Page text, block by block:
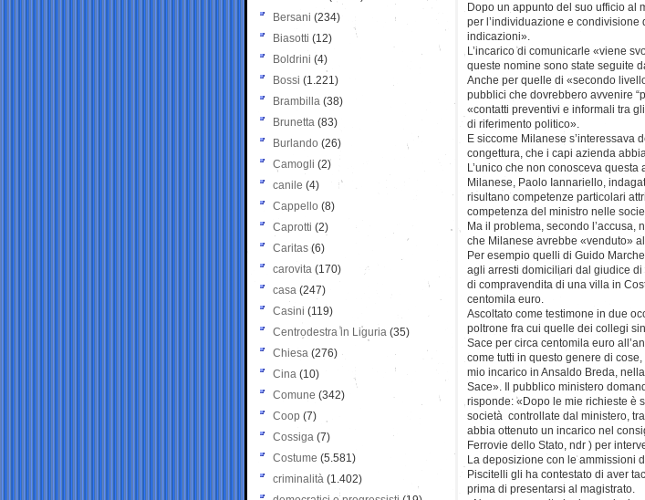
Dopo un appunto del suo ufficio al
per l’individuazione e condivisione
indicazioni».
L’incarico di comunicarle «viene
queste nomine sono state seguite
Anche per quelle di «secondo
pubblici che dovrebbero avvenire
«contatti preventivi e informali tra
di riferimento politico».
E siccome Milanese s’interessava
congettura, che i capi azienda
L’unico che non conosceva
Milanese, Paolo Iannariello,
risultano competenze particolari
competenza del ministro nelle
Ma il problema, secondo l’accusa,
che Milanese avrebbe «venduto»
Per esempio quelli di Guido
agli arresti domiciliari dal giudice
di compravendita di una villa in
centomila euro.
Ascoltato come testimone in due
poltrone fra cui quelle dei collegi
Sace per circa centomila euro
come tutti in questo genere di
mio incarico in Ansaldo Breda,
Sace». Il pubblico ministero
risponde: «Dopo le mie richieste è
società controllate dal ministero,
abbia ottenuto un incarico nel
Ferrovie dello Stato, ndr ) per
La deposizione con le ammissioni
Piscitelli gli ha contestato di aver
prima di presentarsi al magistrato.
Bersani (234)
Biasotti (12)
Boldrini (4)
Bossi (1.221)
Brambilla (38)
Brunetta (83)
Burlando (26)
Camogli (2)
canile (4)
Cappello (8)
Caprotti (2)
Caritas (6)
carovita (170)
casa (247)
Casini (119)
Centrodestra in Liguria (35)
Chiesa (276)
Cina (10)
Comune (342)
Coop (7)
Cossiga (7)
Costume (5.581)
criminalità (1.402)